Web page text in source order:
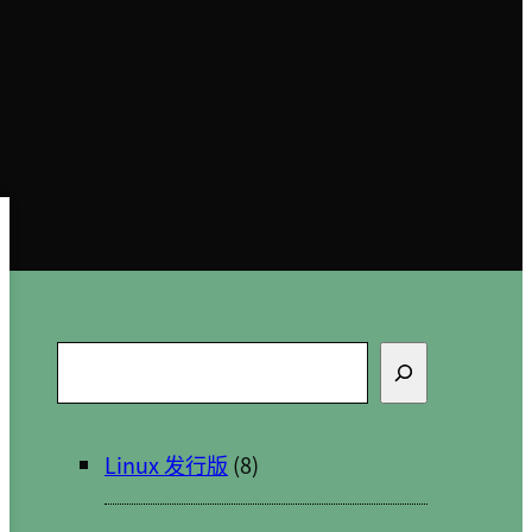
索
Linux 发行版 (8)